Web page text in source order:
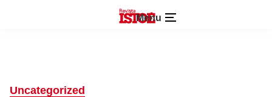
Menu
Uncategorized